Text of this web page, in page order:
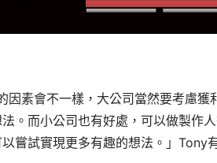
因素會不一樣，大公司當然要考慮
。而小公司也有好處，可以做製作
嘗試實現更多有趣的想法。」 Tony